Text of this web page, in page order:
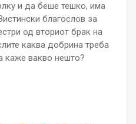
и да беше тешко, има
благослов за
од вториот брак на
каква добрина треба
каже вакво нешто?